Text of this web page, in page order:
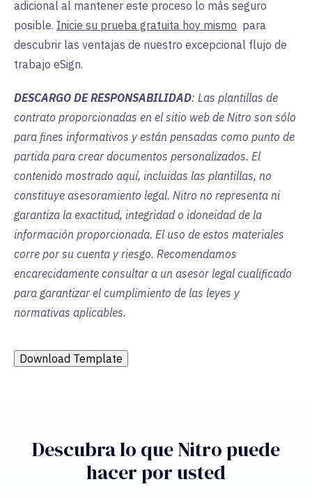
adicional al mantener este proceso lo más seguro
posible. Inicie su prueba gratuita hoy mismo para
descubrir las ventajas de nuestro excepcional flujo de
trabajo eSign.
DESCARGO DE RESPONSABILIDAD: Las plantillas de
contrato proporcionadas en el sitio web de Nitro son sólo
para fines informativos y están pensadas como punto de
partida para crear documentos personalizados. El
contenido mostrado aquí, incluidas las plantillas, no
constituye asesoramiento legal. Nitro no representa ni
garantiza la exactitud, integridad o idoneidad de la
información proporcionada. El uso de estos materiales
corre por su cuenta y riesgo. Recomendamos
encarecidamente consultar a un asesor legal cualificado
para garantizar el cumplimiento de las leyes y
normativas aplicables.
Download Template
Descubra lo que Nitro puede
hacer por usted